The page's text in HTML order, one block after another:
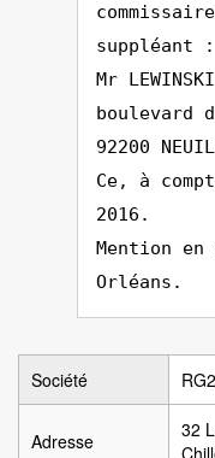
suppléant :
Mr
boulevard
92200
Ce, à
2016.
Mention
Orléans.
Société RG2
Adresse
32